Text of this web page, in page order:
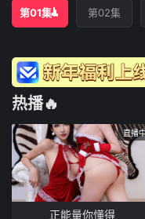
第01集 第02集
热播🔥
直播
正能量你懂得